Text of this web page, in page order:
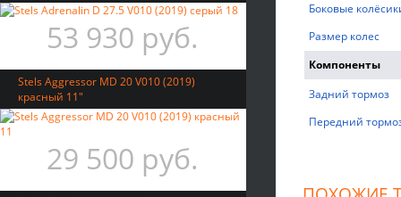
53 930 руб.
Stels Aggressor MD 20 V010 (2019)
красный 11"
29 500 руб.
Боковые
Размер колес
Компоненты
Задний тормоз
Передний